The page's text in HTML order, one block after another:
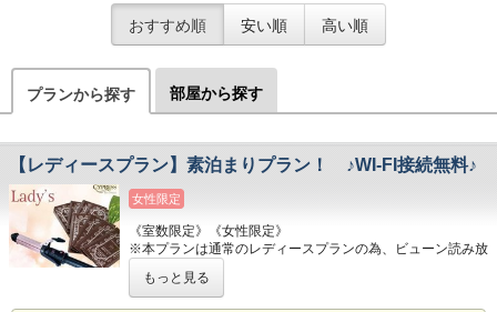
おすすめ順 安い順 高い順
プランから探す 部屋から探す
【レディースプラン】素泊まりプラン！ ♪WI-FI接続無料♪
女性限定
《室数限定》《女性限定》
※本プランは通常のレディースプランの為、ビューン読み放
サービスはございません。
もっと見る